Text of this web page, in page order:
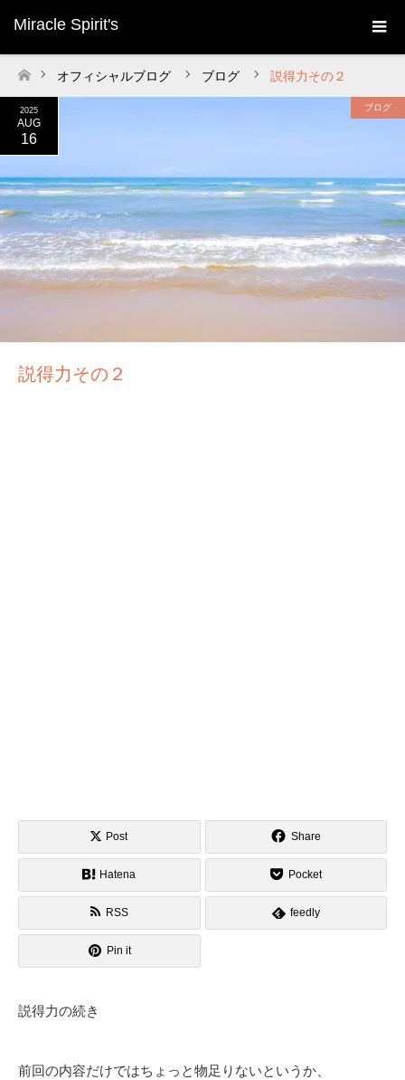
Miracle Spirit's
ホーム
オフィシャルブログ ブログ 説得力その２
2025
AUG
16
ブログ
説得力その２
Post Share
Hatena Pocket
RSS feedly
Pin it
説得力の続き
前回の内容だけではちょっと物足りないというか、